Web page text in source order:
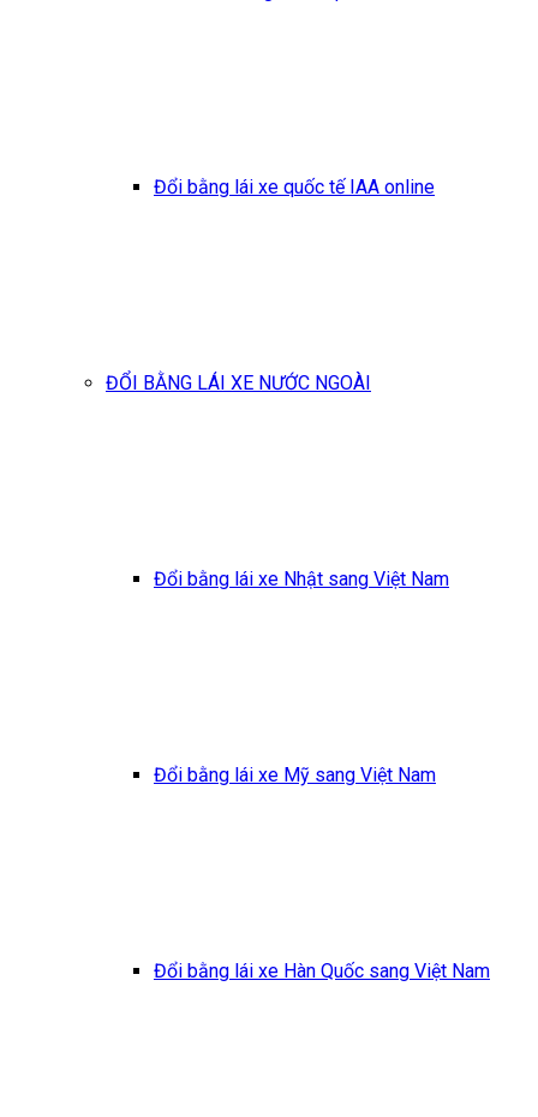
Đổi bằng lái xe quốc tế IAA online
ĐỔI BẰNG LÁI XE NƯỚC NGOÀI
Đổi bằng lái xe Nhật sang Việt Nam
Đổi bằng lái xe Mỹ sang Việt Nam
Đổi bằng lái xe Hàn Quốc sang Việt Nam